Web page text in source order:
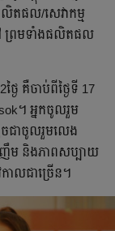
តផល/សេវាកម្ម
ព្រមទាំងផលិតផល
ៃ គឺចាប់ពីថ្ងៃទី 17
។ អ្នកចូលរួម
ចជាចូលរួមលេង
ញញឹម និងភាពសប្បាយ
ាលជាច្រើន។